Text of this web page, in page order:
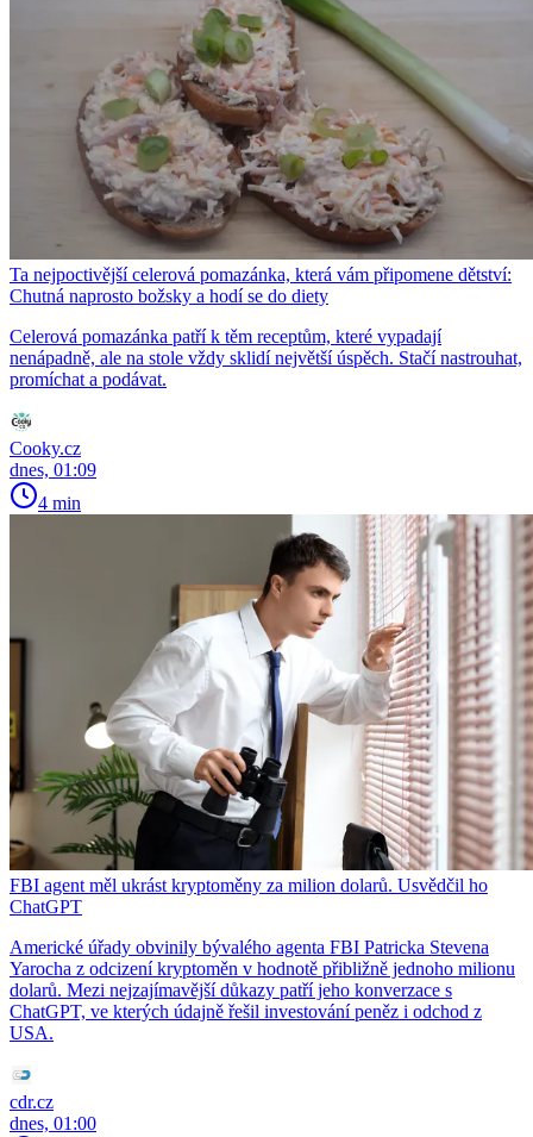
Ta nejpoctivější celerová pomazánka, která vám připomene dětství:
Chutná naprosto božsky a hodí se do diety
Celerová pomazánka patří k těm receptům, které vypadají
nenápadně, ale na stole vždy sklidí největší úspěch. Stačí nastrouhat,
promíchat a podávat.
Cooky.cz
dnes, 01:09
4 min
FBI agent měl ukrást kryptoměny za milion dolarů. Usvědčil ho
ChatGPT
Americké úřady obvinily bývalého agenta FBI Patricka Stevena
Yarocha z odcizení kryptoměn v hodnotě přibližně jednoho milionu
dolarů. Mezi nejzajímavější důkazy patří jeho konverzace s
ChatGPT, ve kterých údajně řešil investování peněz i odchod z
USA.
cdr.cz
dnes, 01:00